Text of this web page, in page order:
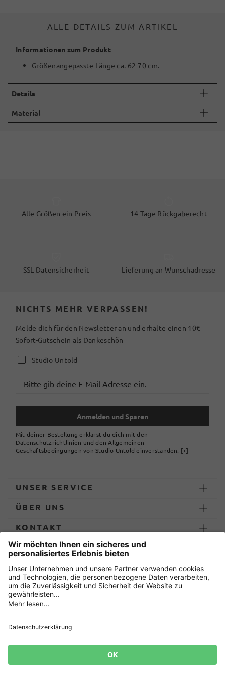
ALLE DETAILS ZUM ARTIKEL
Informationen zum Produkt
Größenangepasste Länge ca. 62-70 cm.
Details
Material
Alle Größen ein Preis 14 Tage Rückgaberecht
SSL Datensicherheit Lieferung an Wunschadresse
NICHTS MEHR VERPASSEN!
Melde dich für den Newsletter an und erhalte einen 10€
Sofort-Gutschein als Dankeschön
Studio Untold
Anmelden und Sparen
Mit deiner Bestellung erklärst du dich mit den
Datenschutzrichtlinien und den Allgemeinen
Geschäftsbedingungen von Studio Untold einverstanden. [+]
UNSER SERVICE
ÜBER UNS
KONTAKT
ZAHLUNG UND LIEFERUNG
Sicher einkaufen mit
Impressum
Cookie-Einstellungen
Lieferbedingungen